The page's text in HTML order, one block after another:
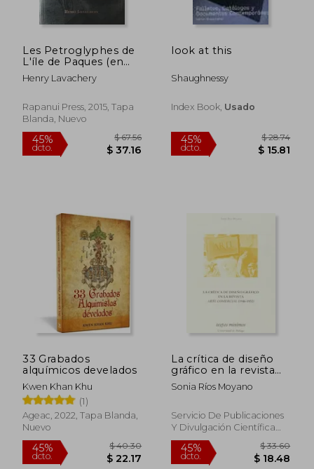
45% $ 42.79 40%
45%
dcto.
$ 107.44 45%
Les Petroglyphes de
L'íle de Paques (en
Francés)
Henry Lavachery
Rapanui Press, 2015, Tapa
Blanda, Nuevo
look at this
Shaughnessy
Index Book, Usado
33 Grabados
alquímicos develados
Kwen Khan Khu
(1)
Ageac, 2022, Tapa Blanda,
Nuevo
La crítica de diseño
gráfico en la revista
Arte Comercial (1946-
1952) (Textos
Sonia Ríos Moyano
Servicio De Publicaciones
Y Divulgación Científica
De La Universidad De
Málaga, Tapa Blanda,
Nuevo